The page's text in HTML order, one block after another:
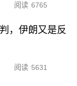
阅读 6765
，伊朗又是反
阅读 5631